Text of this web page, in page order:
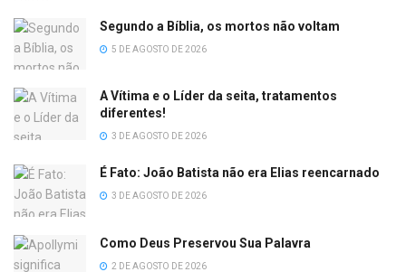
Segundo a Bíblia, os mortos não voltam
5 DE AGOSTO DE 2026
A Vítima e o Líder da seita, tratamentos
diferentes!
3 DE AGOSTO DE 2026
É Fato: João Batista não era Elias reencarnado
3 DE AGOSTO DE 2026
Como Deus Preservou Sua Palavra
2 DE AGOSTO DE 2026